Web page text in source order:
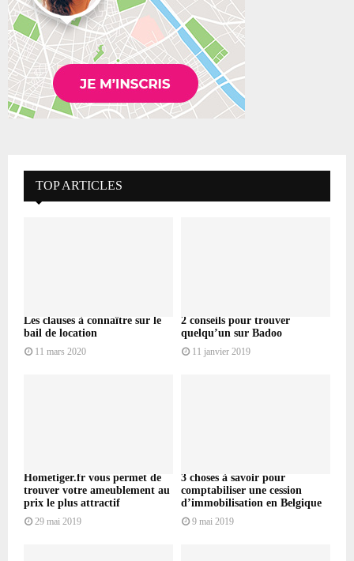
TOP ARTICLES
Les clauses à connaître sur le
bail de location
11 mars 2020
2 conseils pour trouver
quelqu’un sur Badoo
11 janvier 2019
Hometiger.fr vous permet de
trouver votre ameublement au
prix le plus attractif
29 mai 2019
3 choses à savoir pour
comptabiliser une cession
d’immobilisation en Belgique
9 mai 2019